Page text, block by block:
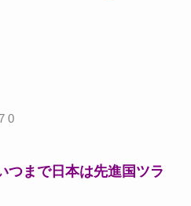
0
つまで日本は先進国ツラ